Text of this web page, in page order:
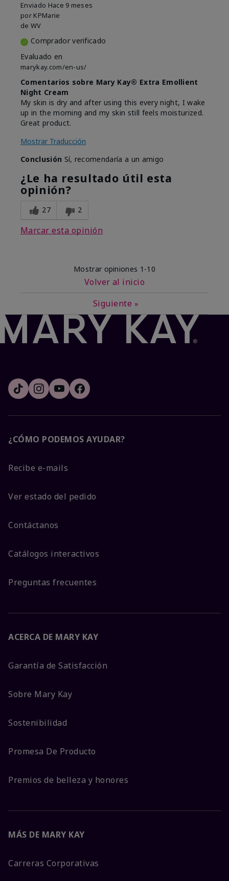
Enviado Hace 9 meses
por KPMarie
de WV
Comprador verificado
Evaluado en
marykay.com/en-us/
Comentarios sobre Mary Kay® Extra Emollient
Night Cream
My skin is dry and after using this every night, I wake
up in the morning and my skin still feels moisturized.
Great product.
Mostrar Traducción
Conclusión Sí, recomendaría a un amigo
¿Le ha resultado útil esta
opinión?
27 2
Marcar esta opinión
Mostrar opiniones 1-10
Volver al inicio
Siguiente »
¿CÓMO PODEMOS AYUDAR?
Recibe e-mails
Ver estado del pedido
Contáctanos
Catálogos interactivos
Preguntas frecuentes
ACERCA DE MARY KAY
Garantía de Satisfacción
Sobre Mary Kay
Sostenibilidad
Promesa De Producto
Premios de belleza y honores
MÁS DE MARY KAY
Carreras Corporativas